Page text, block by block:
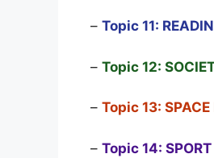
– Topic 11:
– Topic 12:
– Topic 13: SPACE
– Topic 14: